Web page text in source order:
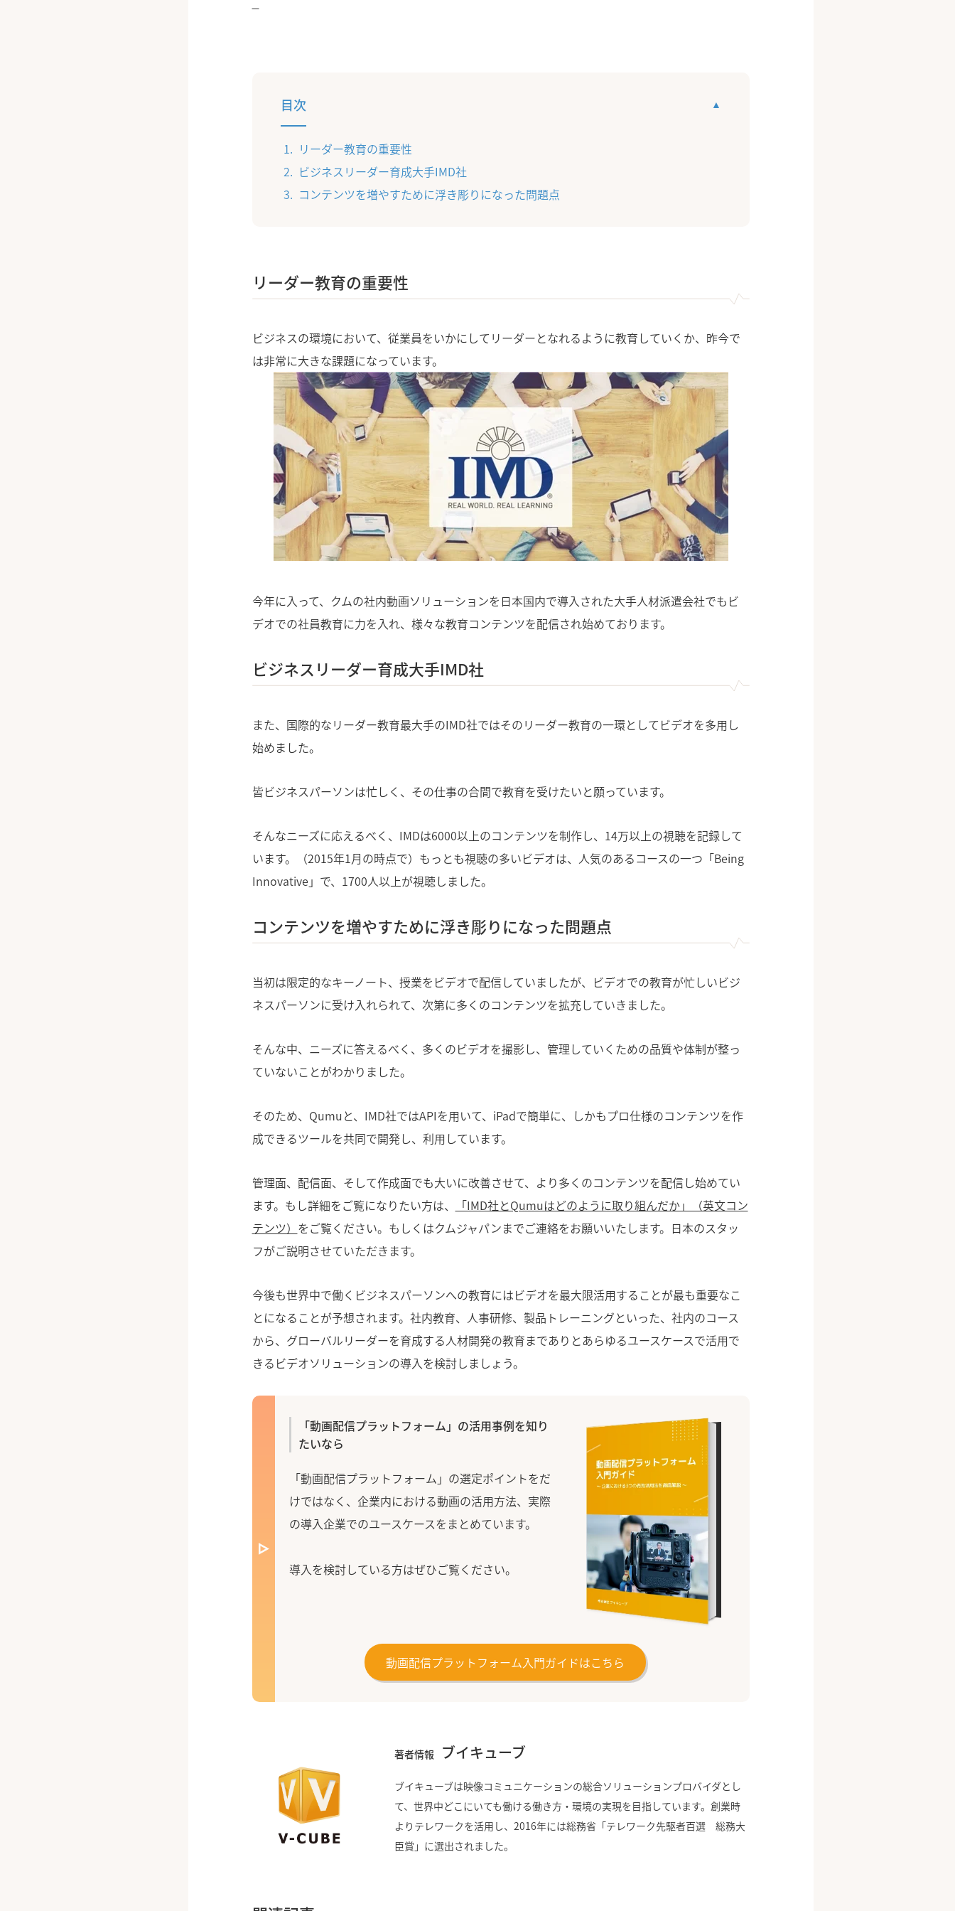
目次
リーダー教育の重要性
ビジネスリーダー育成大手IMD社
コンテンツを増やすために浮き彫りになった問題点
リーダー教育の重要性
ビジネスの環境において、従業員をいかにしてリーダーとなれるように教育していくか、昨今で
は非常に大きな課題になっています。
今年に入って、クムの社内動画ソリューションを日本国内で導入された大手人材派遣会社でもビ
デオでの社員教育に力を入れ、様々な教育コンテンツを配信され始めております。
ビジネスリーダー育成大手IMD社
また、国際的なリーダー教育最大手のIMD社ではそのリーダー教育の一環としてビデオを多用し
始めました。
皆ビジネスパーソンは忙しく、その仕事の合間で教育を受けたいと願っています。
そんなニーズに応えるべく、IMDは6000以上のコンテンツを制作し、14万以上の視聴を記録して
います。（2015年1月の時点で）もっとも視聴の多いビデオは、人気のあるコースの一つ「Being
Innovative」で、1700人以上が視聴しました。
コンテンツを増やすために浮き彫りになった問題点
当初は限定的なキーノート、授業をビデオで配信していましたが、ビデオでの教育が忙しいビジ
ネスパーソンに受け入れられて、次第に多くのコンテンツを拡充していきました。
そんな中、ニーズに答えるべく、多くのビデオを撮影し、管理していくための品質や体制が整っ
ていないことがわかりました。
そのため、Qumuと、IMD社ではAPIを用いて、iPadで簡単に、しかもプロ仕様のコンテンツを作
成できるツールを共同で開発し、利用しています。
管理面、配信面、そして作成面でも大いに改善させて、より多くのコンテンツを配信し始めてい
ます。もし詳細をご覧になりたい方は、
「IMD社とQumuはどのように取り組んだか」（英文コン
テンツ） をご覧ください。もしくはクムジャパンまでご連絡をお願いいたします。日本のスタッ
フがご説明させていただきます。
今後も世界中で働くビジネスパーソンへの教育にはビデオを最大限活用することが最も重要なこ
とになることが予想されます。社内教育、人事研修、製品トレーニングといった、社内のコース
から、グローバルリーダーを育成する人材開発の教育までありとあらゆるユースケースで活用で
きるビデオソリューションの導入を検討しましょう。
「動画配信プラットフォーム」の活用事例を知り
たいなら
「動画配信プラットフォーム」の選定ポイントをだ
けではなく、企業内における動画の活用方法、実際
の導入企業でのユースケースをまとめています。
導入を検討している方はぜひご覧ください。
動画配信プラットフォーム入門ガイドはこちら
著者情報 ブイキューブ
ブイキューブは映像コミュニケーションの総合ソリューションプロバイダとし
て、世界中どこにいても働ける働き方・環境の実現を目指しています。創業時
よりテレワークを活用し、2016年には総務省「テレワーク先駆者百選 総務大
臣賞」に選出されました。